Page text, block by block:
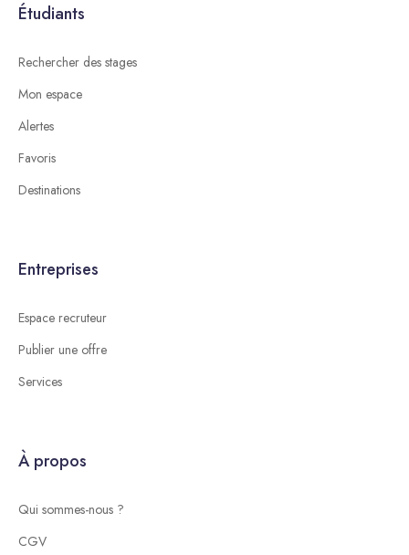
Étudiants
Rechercher des stages
Mon espace
Alertes
Favoris
Destinations
Entreprises
Espace recruteur
Publier une offre
Services
À propos
Qui sommes-nous ?
CGV